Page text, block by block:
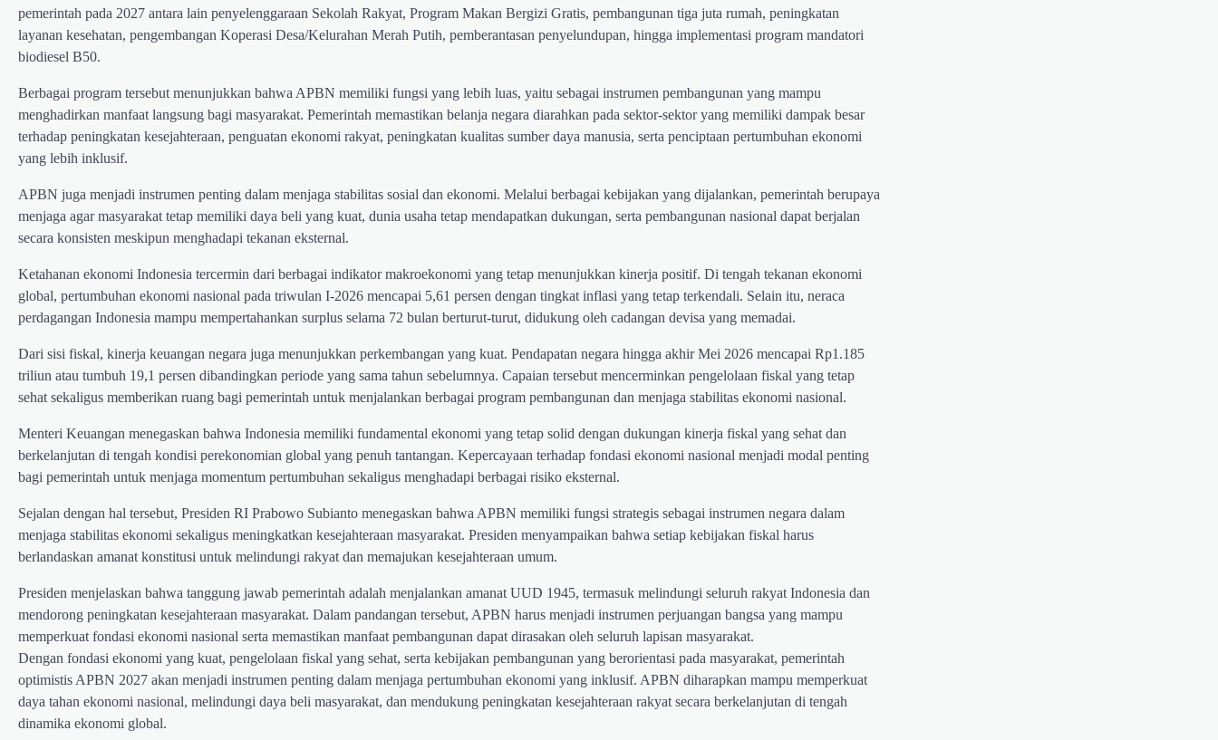
pemerintah pada 2027 antara lain penyelenggaraan Sekolah Rakyat, Program Makan Bergizi Gratis, pembangunan tiga juta rumah, peningkatan
layanan kesehatan, pengembangan Koperasi Desa/Kelurahan Merah Putih, pemberantasan penyelundupan, hingga implementasi program mandatori
biodiesel B50.
Berbagai program tersebut menunjukkan bahwa APBN memiliki fungsi yang lebih luas, yaitu sebagai instrumen pembangunan yang mampu
menghadirkan manfaat langsung bagi masyarakat. Pemerintah memastikan belanja negara diarahkan pada sektor-sektor yang memiliki dampak besar
terhadap peningkatan kesejahteraan, penguatan ekonomi rakyat, peningkatan kualitas sumber daya manusia, serta penciptaan pertumbuhan ekonomi
yang lebih inklusif.
APBN juga menjadi instrumen penting dalam menjaga stabilitas sosial dan ekonomi. Melalui berbagai kebijakan yang dijalankan, pemerintah berupaya
menjaga agar masyarakat tetap memiliki daya beli yang kuat, dunia usaha tetap mendapatkan dukungan, serta pembangunan nasional dapat berjalan
secara konsisten meskipun menghadapi tekanan eksternal.
Ketahanan ekonomi Indonesia tercermin dari berbagai indikator makroekonomi yang tetap menunjukkan kinerja positif. Di tengah tekanan ekonomi
global, pertumbuhan ekonomi nasional pada triwulan I-2026 mencapai 5,61 persen dengan tingkat inflasi yang tetap terkendali. Selain itu, neraca
perdagangan Indonesia mampu mempertahankan surplus selama 72 bulan berturut-turut, didukung oleh cadangan devisa yang memadai.
Dari sisi fiskal, kinerja keuangan negara juga menunjukkan perkembangan yang kuat. Pendapatan negara hingga akhir Mei 2026 mencapai Rp1.185
triliun atau tumbuh 19,1 persen dibandingkan periode yang sama tahun sebelumnya. Capaian tersebut mencerminkan pengelolaan fiskal yang tetap
sehat sekaligus memberikan ruang bagi pemerintah untuk menjalankan berbagai program pembangunan dan menjaga stabilitas ekonomi nasional.
Menteri Keuangan menegaskan bahwa Indonesia memiliki fundamental ekonomi yang tetap solid dengan dukungan kinerja fiskal yang sehat dan
berkelanjutan di tengah kondisi perekonomian global yang penuh tantangan. Kepercayaan terhadap fondasi ekonomi nasional menjadi modal penting
bagi pemerintah untuk menjaga momentum pertumbuhan sekaligus menghadapi berbagai risiko eksternal.
Sejalan dengan hal tersebut, Presiden RI Prabowo Subianto menegaskan bahwa APBN memiliki fungsi strategis sebagai instrumen negara dalam
menjaga stabilitas ekonomi sekaligus meningkatkan kesejahteraan masyarakat. Presiden menyampaikan bahwa setiap kebijakan fiskal harus
berlandaskan amanat konstitusi untuk melindungi rakyat dan memajukan kesejahteraan umum.
Presiden menjelaskan bahwa tanggung jawab pemerintah adalah menjalankan amanat UUD 1945, termasuk melindungi seluruh rakyat Indonesia dan
mendorong peningkatan kesejahteraan masyarakat. Dalam pandangan tersebut, APBN harus menjadi instrumen perjuangan bangsa yang mampu
memperkuat fondasi ekonomi nasional serta memastikan manfaat pembangunan dapat dirasakan oleh seluruh lapisan masyarakat.
Dengan fondasi ekonomi yang kuat, pengelolaan fiskal yang sehat, serta kebijakan pembangunan yang berorientasi pada masyarakat, pemerintah
optimistis APBN 2027 akan menjadi instrumen penting dalam menjaga pertumbuhan ekonomi yang inklusif. APBN diharapkan mampu memperkuat
daya tahan ekonomi nasional, melindungi daya beli masyarakat, dan mendukung peningkatan kesejahteraan rakyat secara berkelanjutan di tengah
dinamika ekonomi global.